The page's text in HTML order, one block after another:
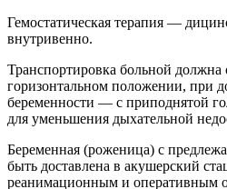
Гемостатическая терапия —
внутривенно.
Транспортировка больной должна
горизонтальном положении, при
беременности — с приподнятой
для уменьшения дыхательной
Беременная (роженица) с
быть доставлена в акушерский
реанимационным и оперативным